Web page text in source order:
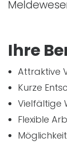
Ihre
Attraktive
Kurze
Vielfältige
Flexible